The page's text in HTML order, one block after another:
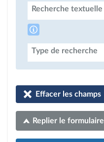
Recherche textuelle
Type de recherche
Effacer les champs
Replier le formulaire